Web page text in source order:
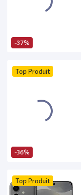
-37%
-36%
Top Produit
Top Produit